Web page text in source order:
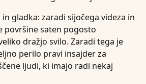
in gladka: zaradi sijočega videza in
površine saten pogosto
dražjo svilo. Zaradi tega je
perilo pravi insajder za
ljudi, ki imajo radi nekaj